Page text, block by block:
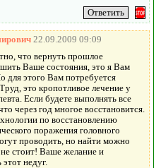
22.09.2009 09:09
что вернуть прошлое
Ваше состояния, это я Вам
для этого Вам потребуется
это кропотливое лечение у
Если будете выполнять все
через год многое восстановится.
по восстановлению
поражения головного
проводить, но найти можно
стоит! Ваше желание и
недуг.